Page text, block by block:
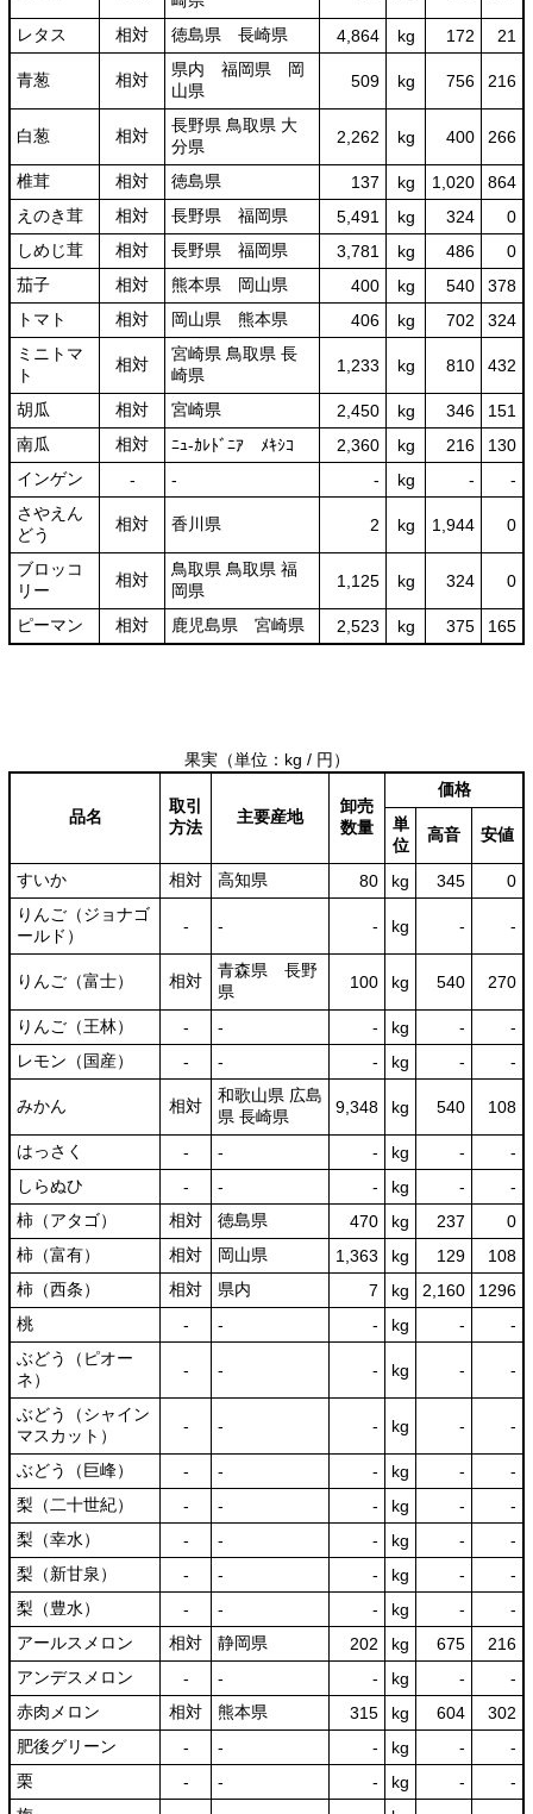
レタス 相対 徳島県 長崎県 4,864 kg 172 21
青葱 相対
県内 福岡県 岡
山県
509 kg 756 216
白葱 相対
長野県 鳥取県 大
分県
2,262 kg 400 266
椎茸 相対 徳島県 137 kg 1,020
864
えのき茸
相対 長野県 福岡県 5,491 kg 324
0
しめじ茸
相対 長野県 福岡県 3,781 kg 486
0
茄子
相対 熊本県 岡山県 400 kg 540
378
トマト
相対 岡山県 熊本県 406 kg 702
324
ミニトマ
ト
相対
宮崎県 鳥取県 長
崎県
1,233 kg 810 432
胡瓜 相対 宮崎県 2,450 kg 346
151
南瓜
相対 ﾆｭ-ｶﾚﾄﾞﾆｱ ﾒｷｼｺ 2,360 kg 216
130
インゲン
‐ ‐ ‐ kg -
‐
さやえん
どう
相対 香川県 2 kg 1,944 0
ブロッコ
リー
相対
鳥取県 鳥取県 福
岡県
1,125 kg 324 0
ピーマン 相対 鹿児島県 宮崎県 2,523 kg 375 165
果実（単位：kg / 円）
品名
取引
方法
主要産地
卸売
数量
価格
単
位
高音 安値
すいか 相対 高知県 80 kg 345
0
りんご（ジョナゴ
ールド）
‐ ‐ ‐ kg - ‐
りんご（富士） 相対
青森県 長野
県
100 kg 540 270
りんご（王林） ‐ ‐ ‐ kg -
‐
レモン（国産）
‐ ‐ ‐ kg - ‐
みかん 相対
和歌山県 広島
県 長崎県
9,348 kg 540 108
はっさく ‐ ‐ ‐ kg -
‐
しらぬひ
‐ ‐ ‐ kg -
‐
柿（アタゴ）
相対 徳島県 470 kg 237
0
柿（富有）
相対 岡山県 1,363 kg 129
108
柿（西条）
相対 県内 7 kg 2,160
1296
桃
‐ ‐ ‐ kg -
‐
ぶどう（ピオー
ネ）
‐ ‐ ‐ kg - ‐
ぶどう（シャイン
マスカット）
‐ ‐ ‐ kg - ‐
ぶどう（巨峰） ‐ ‐ ‐ kg -
‐
梨（二十世紀）
‐ ‐ ‐ kg -
‐
梨（幸水）
‐ ‐ ‐ kg -
‐
梨（新甘泉）
‐ ‐ ‐ kg -
‐
梨（豊水）
‐ ‐ ‐ kg -
‐
アールスメロン
相対 静岡県 202 kg 675
216
アンデスメロン
‐ ‐ ‐ kg -
‐
赤肉メロン
相対 熊本県 315 kg 604
302
肥後グリーン
‐ ‐ ‐ kg -
‐
栗
‐ ‐ ‐ kg -
‐